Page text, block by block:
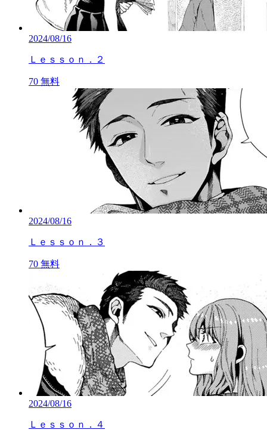
2024/08/16
Ｌｅｓｓｏｎ．２
70 無料
2024/08/16
Ｌｅｓｓｏｎ．３
70 無料
2024/08/16
Ｌｅｓｓｏｎ．４